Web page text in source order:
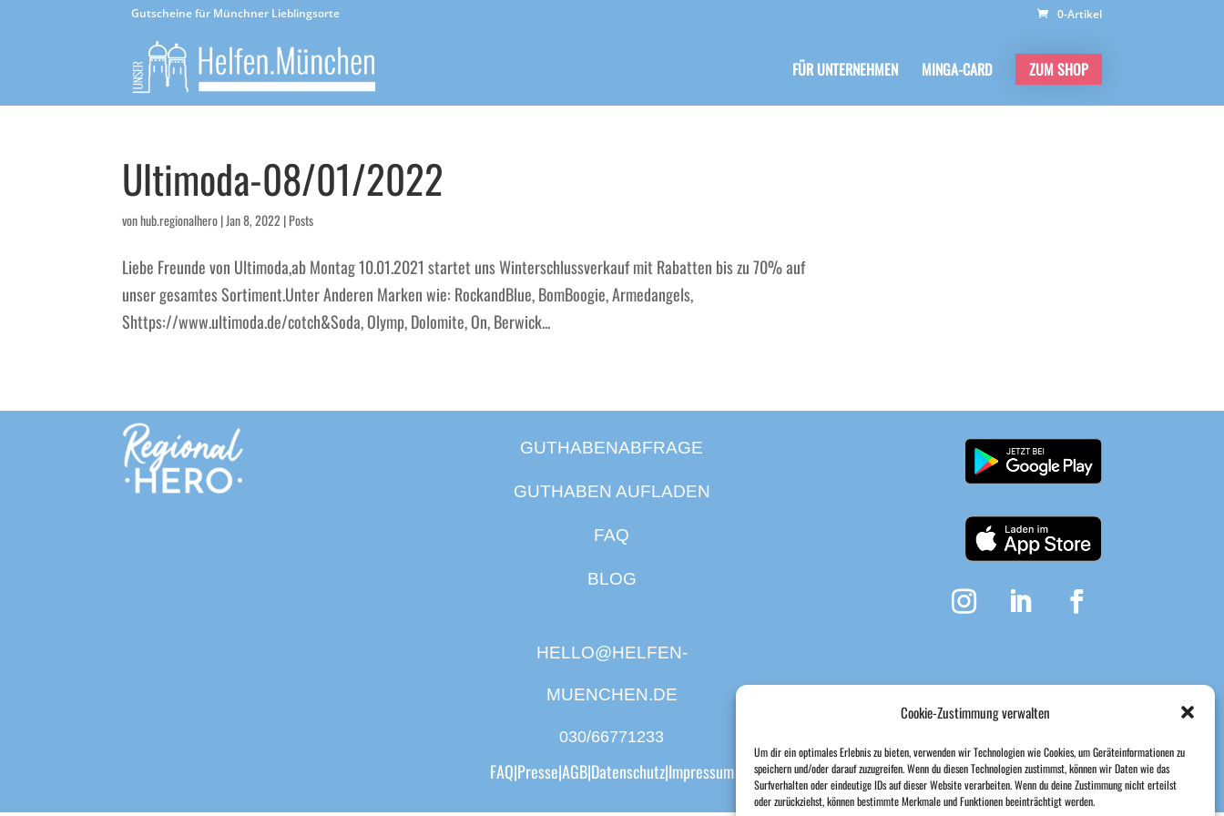
Cookie-Zustimmung verwalten
Um dir ein optimales Erlebnis zu bieten, verwenden wir Technologien wie Cookies, um Geräteinformationen zu
speichern und/oder darauf zuzugreifen. Wenn du diesen Technologien zustimmst, können wir Daten wie das
Surfverhalten oder eindeutige IDs auf dieser Website verarbeiten. Wenn du deine Zustimmung nicht erteilst
oder zurückziehst, können bestimmte Merkmale und Funktionen beeinträchtigt werden.
Gutscheine für Münchner Lieblingsorte 0-Artikel
FÜR UNTERNEHMEN MINGA-CARD ZUM SHOP
Ultimoda-08/01/2022
vonhub.regionalhero|Jan 8, 2022|Posts
Liebe Freunde von Ultimoda,ab Montag 10.01.2021 startet uns Winterschlussverkauf mit Rabatten bis zu 70% auf
unser gesamtes Sortiment.Unter Anderen Marken wie: RockandBlue, BomBoogie, Armedangels,
Shttps://www.ultimoda.de/cotch&Soda, Olymp, Dolomite, On, Berwick...
GUTHABENABFRAGE
GUTHABEN AUFLADEN
FAQ
BLOG
HELLO@HELFEN-
MUENCHEN.DE
030/66771233
FAQ|Presse|AGB|Datenschutz|Impressum